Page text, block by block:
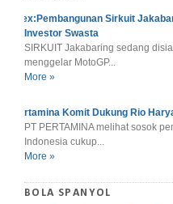
Alex:Pembangunan Sirkuit
Investor Swasta
SIRKUIT Jakabaring sedang
menggelar MotoGP...
More »
Pertamina Komit Dukung Rio
PT PERTAMINA melihat sosok
Indonesia cukup...
More »
BOLA SPANYOL